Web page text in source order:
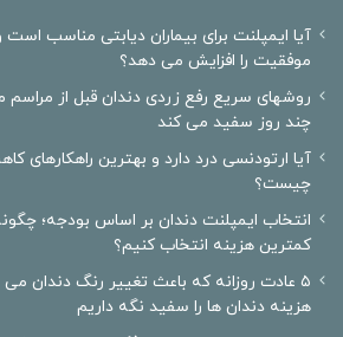
آیا ایمپلنت برای بیماران دیابتی مناسب
موفقیت را افزایش می دهد؟
روشهای سریع رفع زردی دندان قبل از مراسم
چند روز سفید می کند
آیا ارتودنسی درد دارد و بهترین راهکارهای
چیست؟
انتخاب ایمپلنت دندان بر اساس بودجه؛
کمترین هزینه انتخاب کنیم؟
۵ عادت روزانه که باعث تغییر رنگ دندان
هزینه دندان ها را سفید نگه داریم